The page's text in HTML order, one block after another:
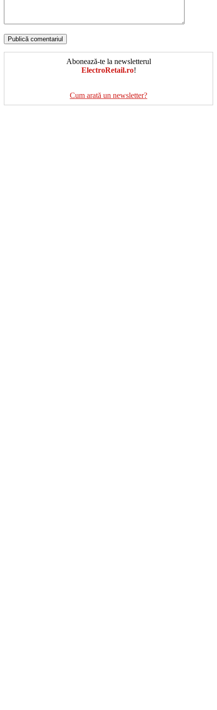
Abonează-te la newsletterul
ElectroRetail.ro!
Cum arată un newsletter?